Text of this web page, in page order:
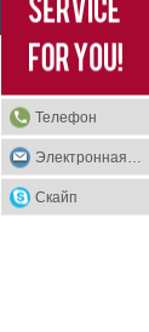
Телефон
Скайп